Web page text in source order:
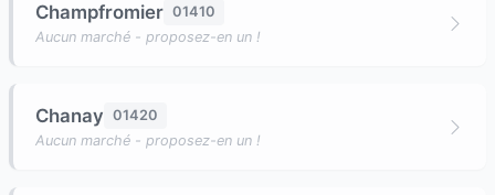
Champfromier 01410
Aucun marché - proposez-en un !
Chanay 01420
Aucun marché - proposez-en un !